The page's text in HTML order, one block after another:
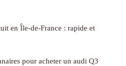
en Île-de-France : rapide et
pour acheter un audi Q3